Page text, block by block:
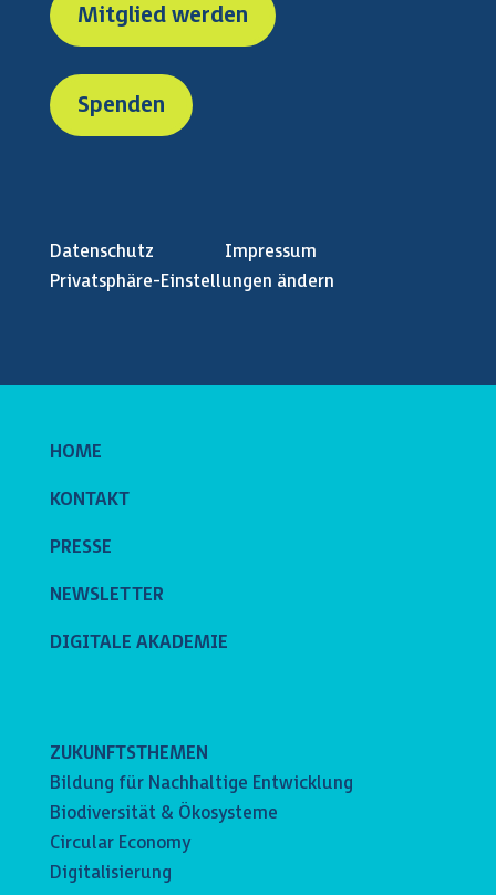
Mitglied werden
Spenden
Datenschutz
Impressum
Privatsphäre-Einstellungen ändern
HOME
KONTAKT
PRESSE
NEWSLETTER
DIGITALE AKADEMIE
ZUKUNFTSTHEMEN
Bildung für Nachhaltige Entwicklung
Biodiversität & Ökosysteme
Circular Economy
Digitalisierung